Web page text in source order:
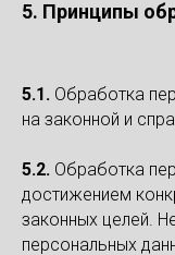
5. Принципы
5.1. Обработка
на законной и
5.2. Обработка
достижением
законных целей.
персональных